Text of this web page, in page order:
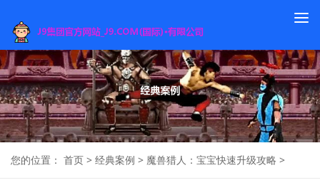
您的位置： 首页 > 经典案例 > 魔兽猎人：宝宝快速升级攻略 >